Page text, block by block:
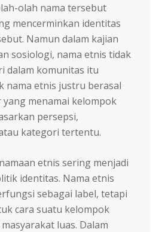
olah nama tersebut
mencerminkan identitas
Namun dalam kajian
sosiologi, nama etnis tidak
dalam komunitas itu
nama etnis justru berasal
menamai kelompok
persepsi,
kategori tertentu.
etnis sering menjadi
identitas. Nama etnis
sebagai label, tetapi
cara suatu kelompok
luas. Dalam